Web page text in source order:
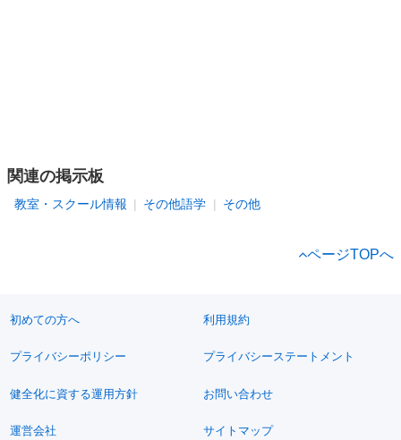
関連の掲示板
教室・スクール情報 その他語学 その他
ページTOPへ
初めての方へ 利用規約
プライバシーポリシー プライバシーステートメント
健全化に資する運用方針 お問い合わせ
運営会社 サイトマップ